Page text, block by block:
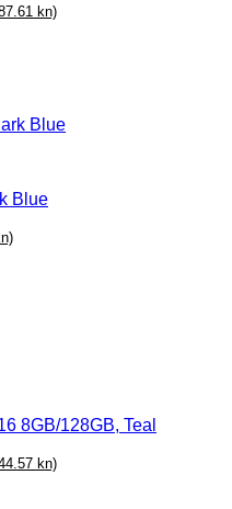
kn)
Blue
8GB/128GB, Teal
kn)